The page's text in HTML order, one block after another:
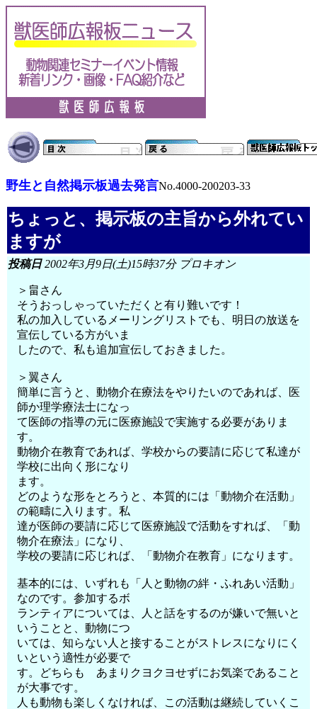
野生と自然掲示板過去発言No.4000-200203-33
ちょっと、掲示板の主旨から外れてい
ますが
投稿日2002年3月9日(土)15時37分 プロキオン
＞畠さん
そうおっしゃっていただくと有り難いです！
私の加入しているメーリングリストでも、明日の放送を
宣伝している方がいま
したので、私も追加宣伝しておきました。
＞翼さん
簡単に言うと、動物介在療法をやりたいのであれば、医
師か理学療法士になっ
て医師の指導の元に医療施設で実施する必要がありま
す。
動物介在教育であれば、学校からの要請に応じて私達が
学校に出向く形になり
ます。
どのような形をとろうと、本質的には「動物介在活動」
の範疇に入ります。私
達が医師の要請に応じて医療施設で活動をすれば、「動
物介在療法」になり、
学校の要請に応じれば、「動物介在教育」になります。
基本的には、いずれも「人と動物の絆・ふれあい活動」
なのです。参加するボ
ランティアについては、人と話をするのが嫌いで無いと
いうことと、動物につ
いては、知らない人と接することがストレスになりにく
いという適性が必要で
す。どちらも あまりクヨクヨせずにお気楽であること
が大事です。
人も動物も楽しくなければ、この活動は継続していくこ